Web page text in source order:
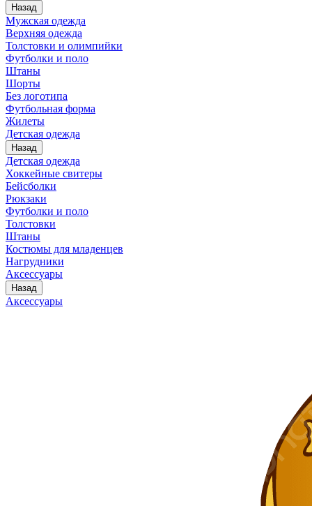
Назад
Мужская одежда
Верхняя одежда
Толстовки и олимпийки
Футболки и поло
Штаны
Шорты
Без логотипа
Футбольная форма
Жилеты
Детская одежда
Назад
Детская одежда
Хоккейные свитеры
Бейсболки
Рюкзаки
Футболки и поло
Толстовки
Штаны
Костюмы для младенцев
Нагрудники
Аксессуары
Назад
Аксессуары